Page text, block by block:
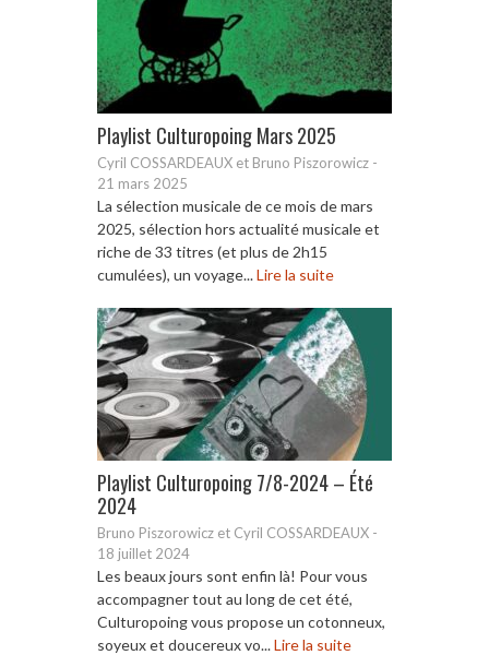
Playlist Culturopoing Mars 2025
Cyril COSSARDEAUX et Bruno Piszorowicz -
21 mars 2025
La sélection musicale de ce mois de mars
2025, sélection hors actualité musicale et
riche de 33 titres (et plus de 2h15
cumulées), un voyage...Lire la suite
Playlist Culturopoing 7/8-2024 – Été
2024
Bruno Piszorowicz et Cyril COSSARDEAUX -
18 juillet 2024
Les beaux jours sont enfin là! Pour vous
accompagner tout au long de cet été,
Culturopoing vous propose un cotonneux,
soyeux et doucereux vo...Lire la suite